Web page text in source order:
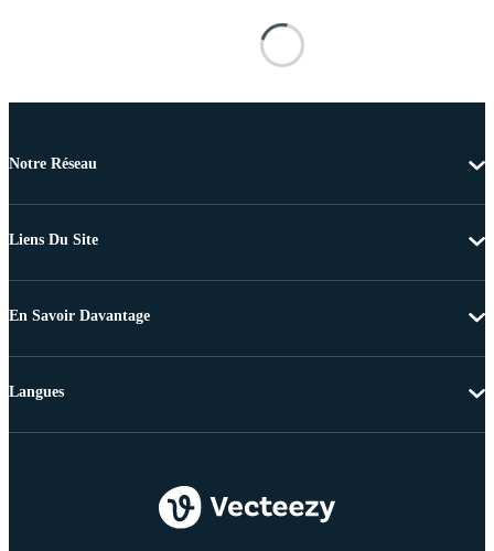
Notre Réseau
Liens Du Site
En Savoir Davantage
Langues